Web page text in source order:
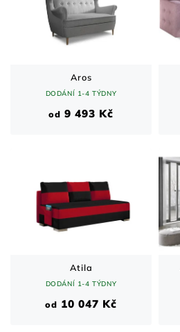
Aros
DODÁNÍ 1-4 TÝDNY
od 9 493 Kč
Atila
DODÁNÍ 1-4 TÝDNY
od 10 047 Kč